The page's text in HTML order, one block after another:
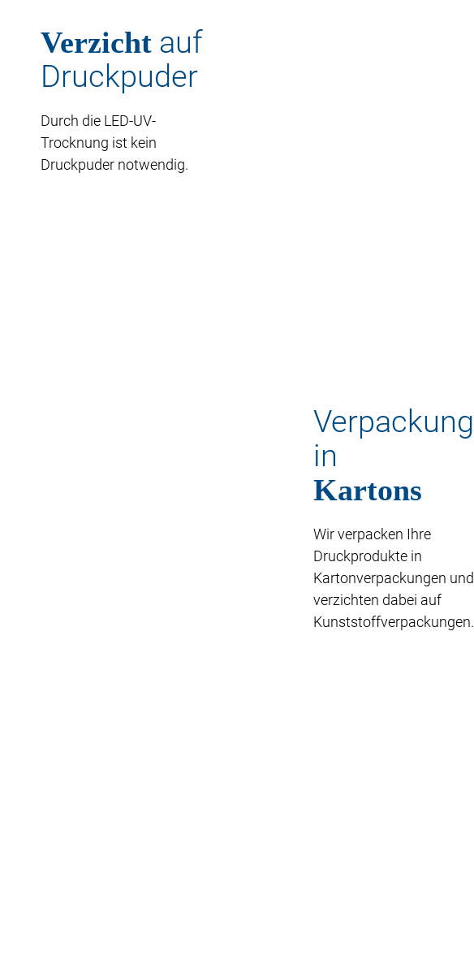
Verzicht auf
Druckpuder
Durch die LED-UV-
Trocknung ist kein
Druckpuder notwendig.
Verpackung
in
Kartons
Wir verpacken Ihre
Druckprodukte in
Kartonverpackungen und
verzichten dabei auf
Kunststoffverpackungen.